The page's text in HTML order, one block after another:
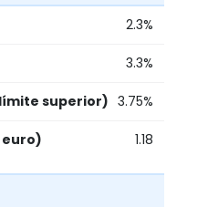
2.3%
3.3%
superior) 3.75%
euro) 1.18